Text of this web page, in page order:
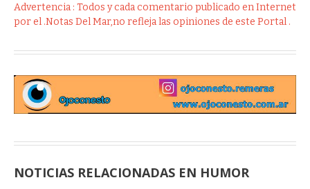
Advertencia : Todos y cada comentario publicado en Internet
por el .Notas Del Mar,no refleja las opiniones de este Portal .
NOTICIAS RELACIONADAS EN HUMOR